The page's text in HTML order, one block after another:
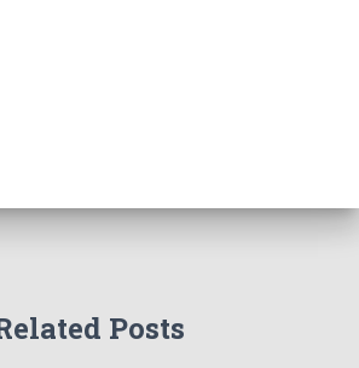
Posts